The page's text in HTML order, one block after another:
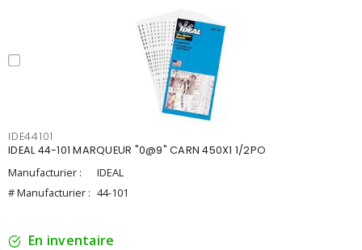
IDE44101
IDEAL 44-101 MARQUEUR "0@9" CARN 450X1 1/2PO
Manufacturier :
IDEAL
# Manufacturier : 44-101
En inventaire